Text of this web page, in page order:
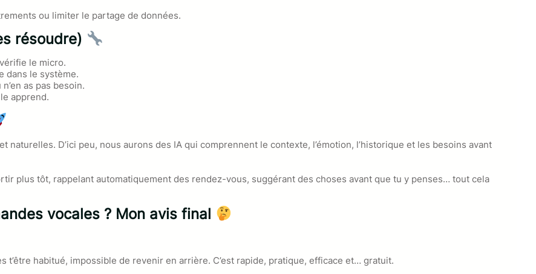
ou limiter le partage de données.
résoudre)
le micro.
dans le système.
as pas besoin.
apprend.
D’ici peu, nous aurons des IA qui comprennent le contexte, l’émotion, l’historique et les besoins avant
plus tôt, rappelant automatiquement des rendez-vous, suggérant des choses avant que tu y penses… tout cela
vocales ? Mon avis final
t’être habitué, impossible de revenir en arrière. C’est rapide, pratique, efficace et… gratuit.